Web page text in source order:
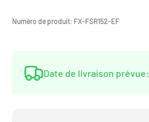
Numéro de produit: FX-FSR152-EF
Date de livraison prévue: